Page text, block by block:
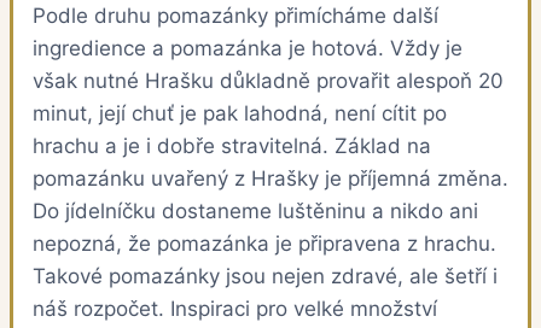
Podle druhu pomazánky přimícháme další
ingredience a pomazánka je hotová. Vždy je
však nutné Hrašku důkladně provařit alespoň 20
minut, její chuť je pak lahodná, není cítit po
hrachu a je i dobře stravitelná. Základ na
pomazánku uvařený z Hrašky je příjemná změna.
Do jídelníčku dostaneme luštěninu a nikdo ani
nepozná, že pomazánka je připravena z hrachu.
Takové pomazánky jsou nejen zdravé, ale šetří i
náš rozpočet. Inspiraci pro velké množství